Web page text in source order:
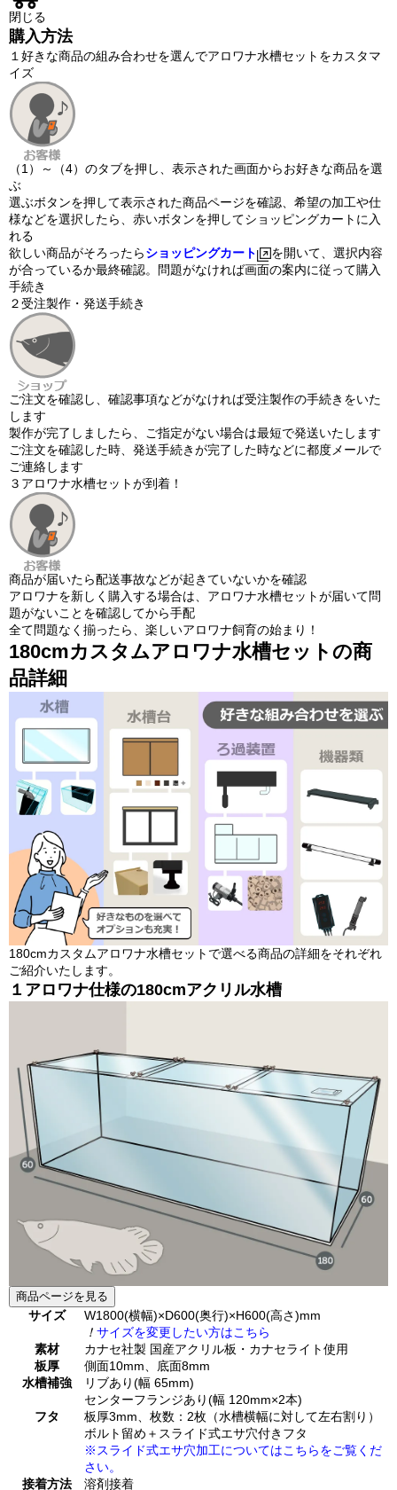
閉じる
購入方法
１好きな商品の組み合わせを選んでアロワナ水槽セットをカスタマ
イズ
（1）～（4）のタブを押し、表示された画面からお好きな商品を選
ぶ
選ぶボタンを押して表示された商品ページを確認、希望の加工や仕
様などを選択したら、赤いボタンを押してショッピングカートに入
れる
欲しい商品がそろったらショッピングカート
を開いて、選択内容
が合っているか最終確認。問題がなければ画面の案内に従って購入
手続き
２受注製作・発送手続き
ご注文を確認し、確認事項などがなければ受注製作の手続きをいた
します
製作が完了しましたら、ご指定がない場合は最短で発送いたします
ご注文を確認した時、発送手続きが完了した時などに都度メールで
ご連絡します
３ アロワナ水槽セットが到着！
商品が届いたら配送事故などが起きていないかを確認
アロワナを新しく購入する場合は、アロワナ水槽セットが届いて問
題がないことを確認してから手配
全て問題なく揃ったら、楽しいアロワナ飼育の始まり！
180cmカスタムアロワナ水槽セットの商
品詳細
180cmカスタムアロワナ水槽セットで選べる商品の詳細をそれぞれ
ご紹介いたします。
１ アロワナ仕様の180cmアクリル水槽
商品ページを見る
サイズ
W1800(横幅)×D600(奥行)×H600(高さ)mm
！ サイズを変更したい方はこちら
素材
カナセ社製 国産アクリル板・カナセライト使用
板厚
側面10mm、底面8mm
水槽補強
リブあり(幅 65mm)
センターフランジあり(幅 120mm×2本)
フタ
板厚3mm、枚数：2枚（水槽横幅に対して左右割り）
ボルト留め＋スライド式エサ穴付きフタ
※スライド式エサ穴加工についてはこちらをご覧くだ
さい。
接着方法
溶剤接着